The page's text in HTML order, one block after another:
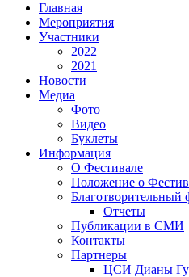
Главная
Мероприятия
Участники
2022
2021
Новости
Медиа
Фото
Видео
Буклеты
Информация
О Фестивале
Положение о
Благотворительный
Отчеты
Публикации в СМИ
Контакты
Партнеры
ЦСИ Дианы